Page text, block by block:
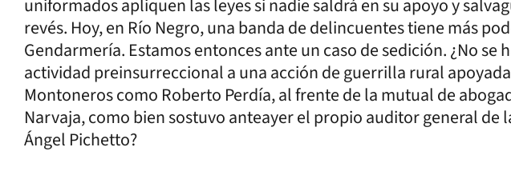
uniformados apliquen las leyes si nadie saldrá en su apoyo y
revés. Hoy, en Río Negro, una banda de delincuentes tiene más
Gendarmería. Estamos entonces ante un caso de sedición. ¿No se
actividad preinsurreccional a una acción de guerrilla rural
Montoneros como Roberto Perdía, al frente de la mutual de
Narvaja, como bien sostuvo anteayer el propio auditor general de
Ángel Pichetto?